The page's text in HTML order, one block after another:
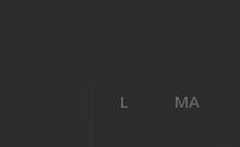
L MA